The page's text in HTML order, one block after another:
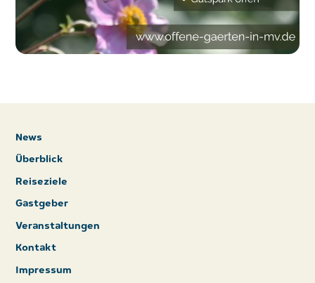
News
Überblick
Reiseziele
Gastgeber
Veranstaltungen
Kontakt
Impressum